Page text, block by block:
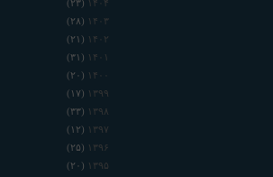
۱۴۰۴ (۲۳)
۱۴۰۳ (۲۸)
۱۴۰۲ (۲۱)
۱۴۰۱ (۳۱)
۱۴۰۰ (۲۰)
۱۳۹۹ (۱۷)
۱۳۹۸ (۳۳)
۱۳۹۷ (۱۲)
۱۳۹۶ (۲۵)
۱۳۹۵ (۲۰)